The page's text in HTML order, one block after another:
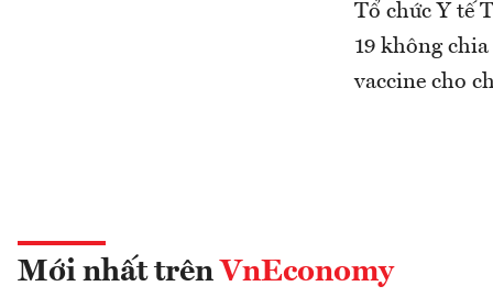
Tổ chức Y tế
19 không
vaccine cho
Mới nhất trên VnEconomy